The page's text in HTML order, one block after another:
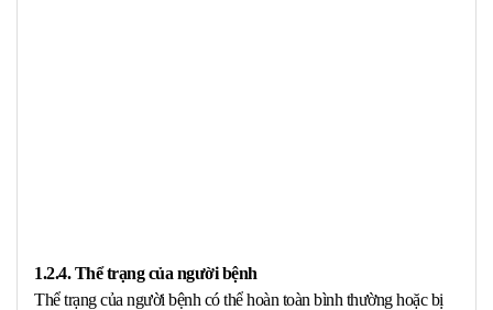
1.2.4. Thể trạng của người bệnh
Thể trạng của người bệnh có thể hoàn toàn bình thường hoặc bị